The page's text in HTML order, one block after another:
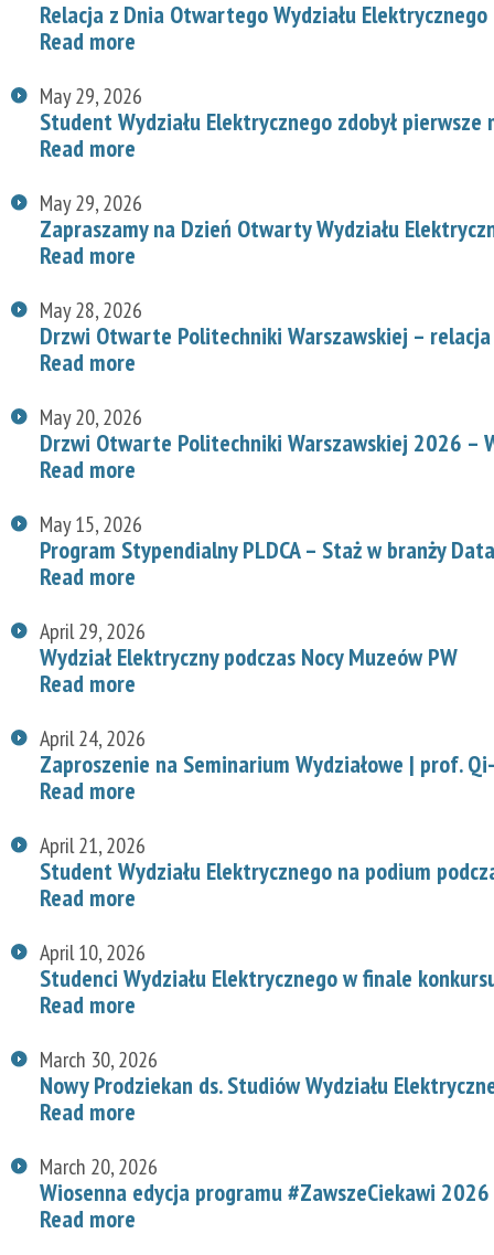
Relacja z Dnia Otwartego Wydziału
Read more
May 29, 2026
Student Wydziału Elektrycznego zdobył
Read more
May 29, 2026
Zapraszamy na Dzień Otwarty Wydziału
Read more
May 28, 2026
Drzwi Otwarte Politechniki Warszawskiej – relacja
Read more
May 20, 2026
Drzwi Otwarte Politechniki Warszawskiej 2026 –
Read more
May 15, 2026
Program Stypendialny PLDCA – Staż w branży
Read more
April 29, 2026
Wydział Elektryczny podczas Nocy Muzeów PW
Read more
April 24, 2026
Zaproszenie na Seminarium Wydziałowe | prof.
Read more
April 21, 2026
Student Wydziału Elektrycznego na podium
Read more
April 10, 2026
Studenci Wydziału Elektrycznego w finale
Read more
March 30, 2026
Nowy Prodziekan ds. Studiów Wydziału
Read more
March 20, 2026
Wiosenna edycja programu #ZawszeCiekawi
Read more